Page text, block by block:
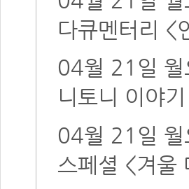
다큐멘터리 <
04월 21일 월
니토니 이야
04월 21일 월
스페셜 <겨울